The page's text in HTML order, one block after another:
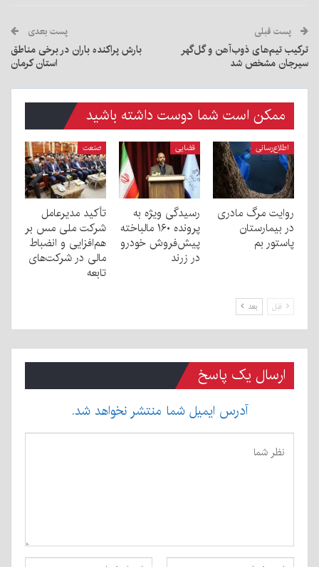
پست قبلی
ترکیب تیم‌های ذوب‌آهن و گل‌گهر
سیرجان مشخص شد
پست بعدی
بارش پراکنده باران در برخی مناطق
استان کرمان
ممکن است شما دوست داشته باشید
اطلاع‌رسانی
روایت مرگ مادری
در بیمارستان
پاستور بم
قضایی
رسیدگی ویژه به
پرونده ۱۶۰ مالباخته
پیش‌فروش خودرو
در زرند
صنعت
تأکید مدیرعامل
شرکت ملی مس بر
هم‌افزایی و انضباط
مالی در شرکت‌های
تابعه
قبل بعد
ارسال یک پاسخ
آدرس ایمیل شما منتشر نخواهد شد.